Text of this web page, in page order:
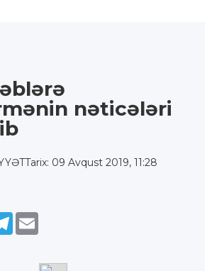
nəticələri
Tarix: 09 Avqust 2019, 11:28
Telegram